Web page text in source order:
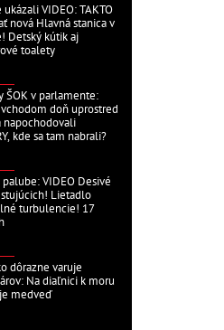
VIDEO: TAKTO
nová Hlavná stanica v
Detský kútik aj
toalety
ŠOK v parlamente:
doň uprostred
napochodovali
kde sa tam nabrali?
palube: VIDEO Desivé
Lietadlo
turbulencie! 17
dôrazne varuje
Na diaľnici k moru
medveď